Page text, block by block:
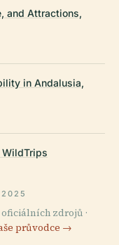
and Attractions,
in Andalusia,
2025
zdrojů ·
průvodce →